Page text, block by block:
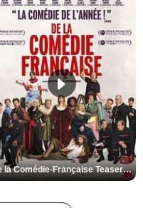
De la Comédie-Française Teaser VF